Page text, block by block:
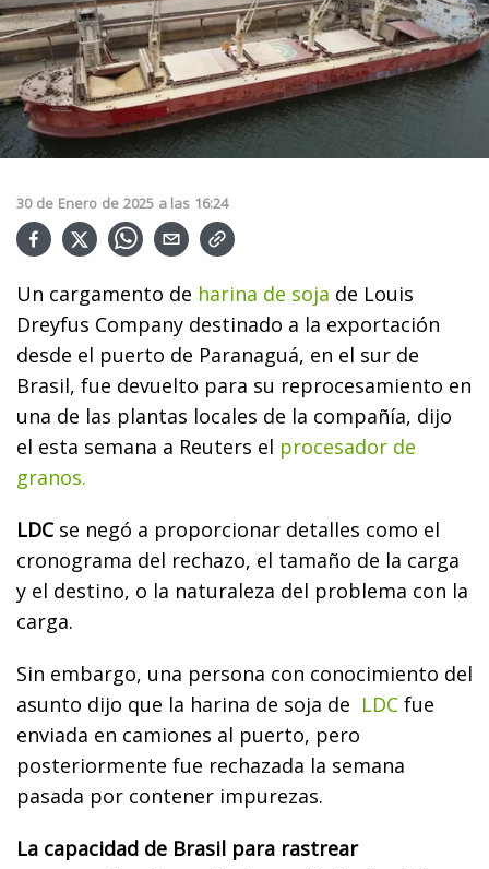
30 de Enero de 2025 a las 16:24
Un cargamento de harina de soja de Louis
Dreyfus Company destinado a la exportación
desde el puerto de Paranaguá, en el sur de
Brasil, fue devuelto para su reprocesamiento en
una de las plantas locales de la compañía, dijo
el esta semana a Reuters el procesador de
granos.
LDCse negó a proporcionar detalles como el
cronograma del rechazo, el tamaño de la carga
y el destino, o la naturaleza del problema con la
carga.
Sin embargo, una persona con conocimiento del
asunto dijo que la harina de soja de LDC fue
enviada en camiones al puerto, pero
posteriormente fue rechazada la semana
pasada por contener impurezas.
La capacidad de Brasil para rastrear